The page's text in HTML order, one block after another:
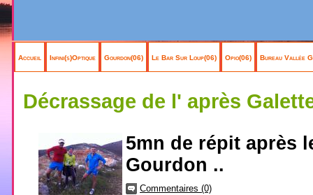
Accueil Infini(s)Optique Gourdon(06) Le Bar Sur Loup(06) Opio(06) Bureau Vallée
Décrassage de l' après
5mn de répit après
Gourdon ..
Commentaires (0)